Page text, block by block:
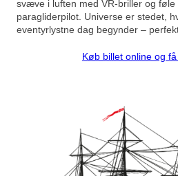
svæve i luften med VR-briller og føle
paragliderpilot. Universe er stedet,
eventyrlystne dag begynder –
Køb billet online og